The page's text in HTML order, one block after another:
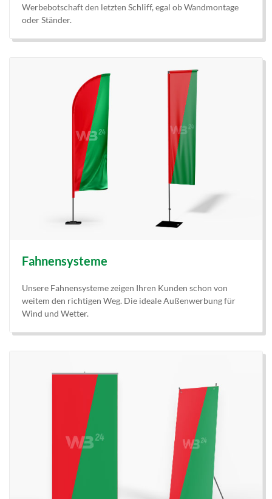
Werbebotschaft den letzten Schliff, egal ob Wandmontage
oder Ständer.
Fahnensysteme
Unsere Fahnensysteme zeigen Ihren Kunden schon von
weitem den richtigen Weg. Die ideale Außenwerbung für
Wind und Wetter.